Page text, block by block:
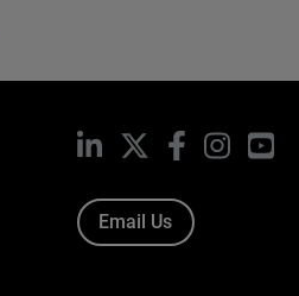
LinkedIn Facebook
Email Us